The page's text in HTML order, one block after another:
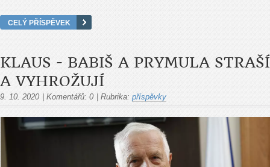
CELÝ PŘÍSPĚVEK
KLAUS - BABIŠ A PRYMULA STRAŠÍ
A VYHROŽUJÍ
9. 10. 2020 Komentářů: 0 Rubrika: příspěvky